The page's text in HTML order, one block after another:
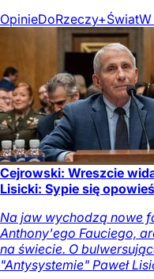
OpinieDoRzeczy+Świat
Cejrowski: Wreszcie
Lisicki: Sypie się
Na jaw wychodzą nowe
Anthony'ego Fauciego,
na świecie. O
"Antysystemie" Paweł